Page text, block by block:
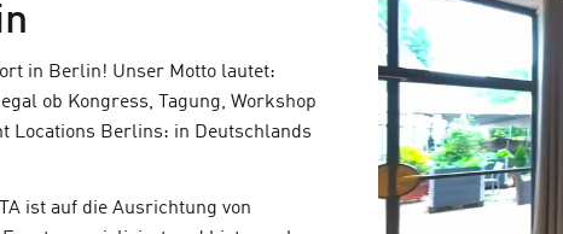
in Berlin! Unser Motto lautet:
ob Kongress, Tagung, Workshop
Locations Berlins: in Deutschlands
ist auf die Ausrichtung von